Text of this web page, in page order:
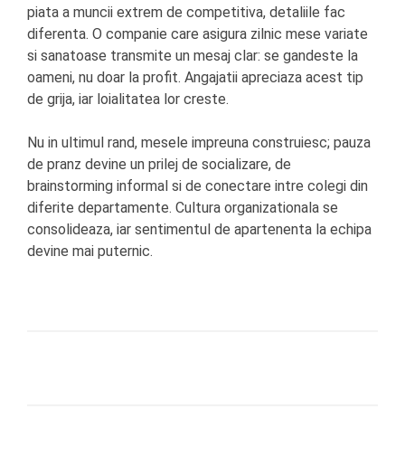
piata a muncii extrem de competitiva, detaliile fac
diferenta. O companie care asigura zilnic mese variate
si sanatoase transmite un mesaj clar: se gandeste la
oameni, nu doar la profit. Angajatii apreciaza acest tip
de grija, iar loialitatea lor creste.
Nu in ultimul rand, mesele impreuna construiesc; pauza
de pranz devine un prilej de socializare, de
brainstorming informal si de conectare intre colegi din
diferite departamente. Cultura organizationala se
consolideaza, iar sentimentul de apartenenta la echipa
devine mai puternic.